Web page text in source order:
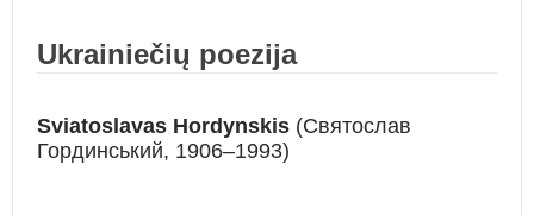
Ukrainiečių poezija
Sviatoslavas Hordynskis (Святослав
Гординський, 1906–1993)